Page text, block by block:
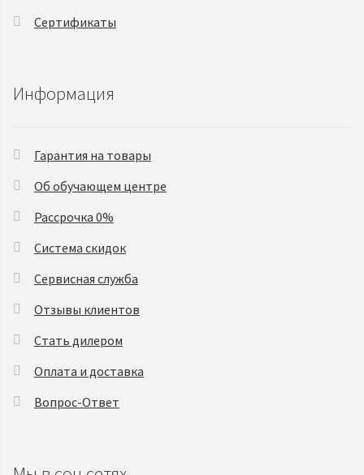
Сертификаты
Информация
Гарантия на товары
Об обучающем центре
Рассрочка 0%
Система скидок
Сервисная служба
Отзывы клиентов
Стать дилером
Оплата и доставка
Вопрос-Ответ